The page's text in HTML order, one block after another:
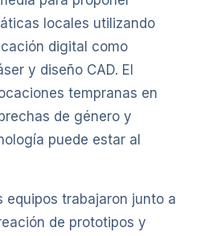
locales utilizando
digital como
y diseño CAD. El
tempranas en
de género y
puede estar al
equipos trabajaron junto a
de prototipos y